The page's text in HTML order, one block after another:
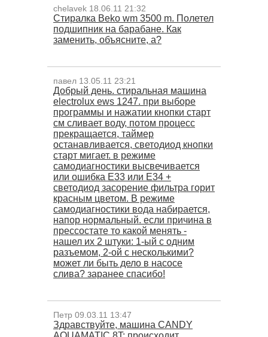
chelavek 18.06.11 21:32
Стиралка Beko wm 3500 m. Полетел
подшипник на барабане. Как
заменить, объясните, а?
павел 13.05.11 23:21
Добрый день. стиральная машина
electrolux ews 1247. при выборе
программы и нажатии кнопки старт
см сливает воду, потом процесс
прекращается, таймер
останавливается, светодиод кнопки
старт мигает. в режиме
самодиагностики высвечивается
или ошибка Е33 или Е34 +
светодиод засорение фильтра горит
красным цветом. В режиме
самодиагностики вода набирается,
напор нормальный. если причина в
прессостате то какой менять -
нашел их 2 штуки: 1-ый с одним
разъемом, 2-ой с несколькими?
может ли быть дело в насосе
слива? заранее спасибо!
Петр 09.03.11 13:47
Здравствуйте, машина CANDY